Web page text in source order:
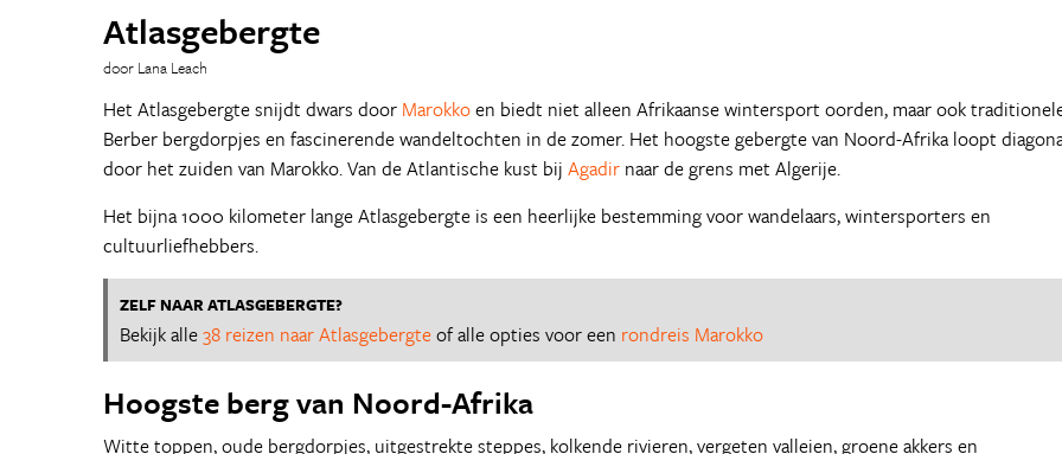
Atlasgebergte
door Lana Leach
Het Atlasgebergte snijdt dwars door Marokkoen biedt niet alleen Afrikaanse wintersport oorden, maar ook
Berber bergdorpjes en fascinerende wandeltochten in de zomer. Het hoogste gebergte van Noord-Afrika loopt
door het zuiden van Marokko. Van de Atlantische kust bij Agadir naar de grens met Algerije.
Het bijna 1000 kilometer lange Atlasgebergte is een heerlijke bestemming voor wandelaars, wintersporters en
cultuurliefhebbers.
ZELF NAAR ATLASGEBERGTE?
Bekijk alle38 reizen naar Atlasgebergteof alle opties voor een rondreis Marokko
Hoogste berg van Noord-Afrika
Witte toppen, oude bergdorpjes, uitgestrekte steppes, kolkende rivieren, vergeten valleien, groene akkers en